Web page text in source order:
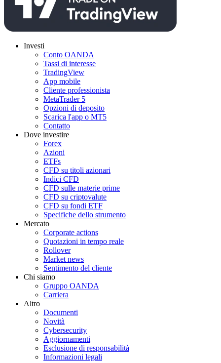
Investi
Conto OANDA
Tassi di interesse
TradingView
App mobile
Cliente professionista
MetaTrader 5
Opzioni di deposito
Scarica l'app o MT5
Contatto
Dove investire
Forex
Azioni
ETFs
CFD su titoli azionari
Indici CFD
CFD sulle materie prime
CFD su criptovalute
CFD su fondi ETF
Specifiche dello strumento
Mercato
Corporate actions
Quotazioni in tempo reale
Rollover
Market news
Sentimento del cliente
Chi siamo
Gruppo OANDA
Carriera
Altro
Documenti
Novità
Cybersecurity
Aggiornamenti
Esclusione di responsabilità
Informazioni legali